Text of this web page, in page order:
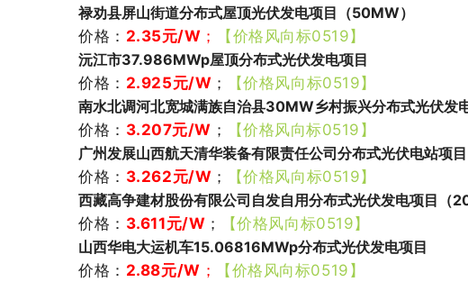
禄劝县屏山街道分布式屋顶光伏发电项目（50MW）
价格： 2.35元/W ；
【价格风向标0519】
沅江市37.986MWp屋顶分布式光伏发电项目
价格： 2.925元/W ；
【价格风向标0519】
南水北调河北宽城满族自治县30MW乡村振兴分布式光伏
价格： 3.207元/W ；
【价格风向标0519】
广州发展山西航天清华装备有限责任公司分布式光伏电站项
价格： 3.262元/W ；
【价格风向标0519】
西藏高争建材股份有限公司自发自用分布式光伏发电项目（
价格： 3.611元/W ；
【价格风向标0519】
山西华电大运机车15.06816MWp分布式光伏发电项目
价格： 2.88元/W ；
【价格风向标0519】